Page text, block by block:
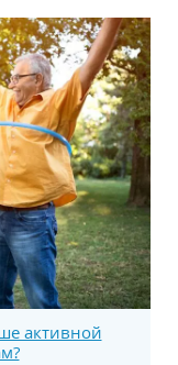
активной